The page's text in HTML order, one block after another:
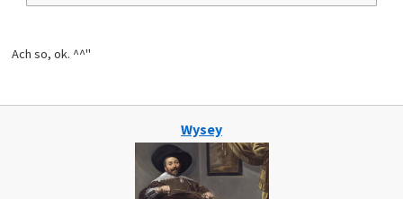
Ach so, ok. ^^"
Wysey